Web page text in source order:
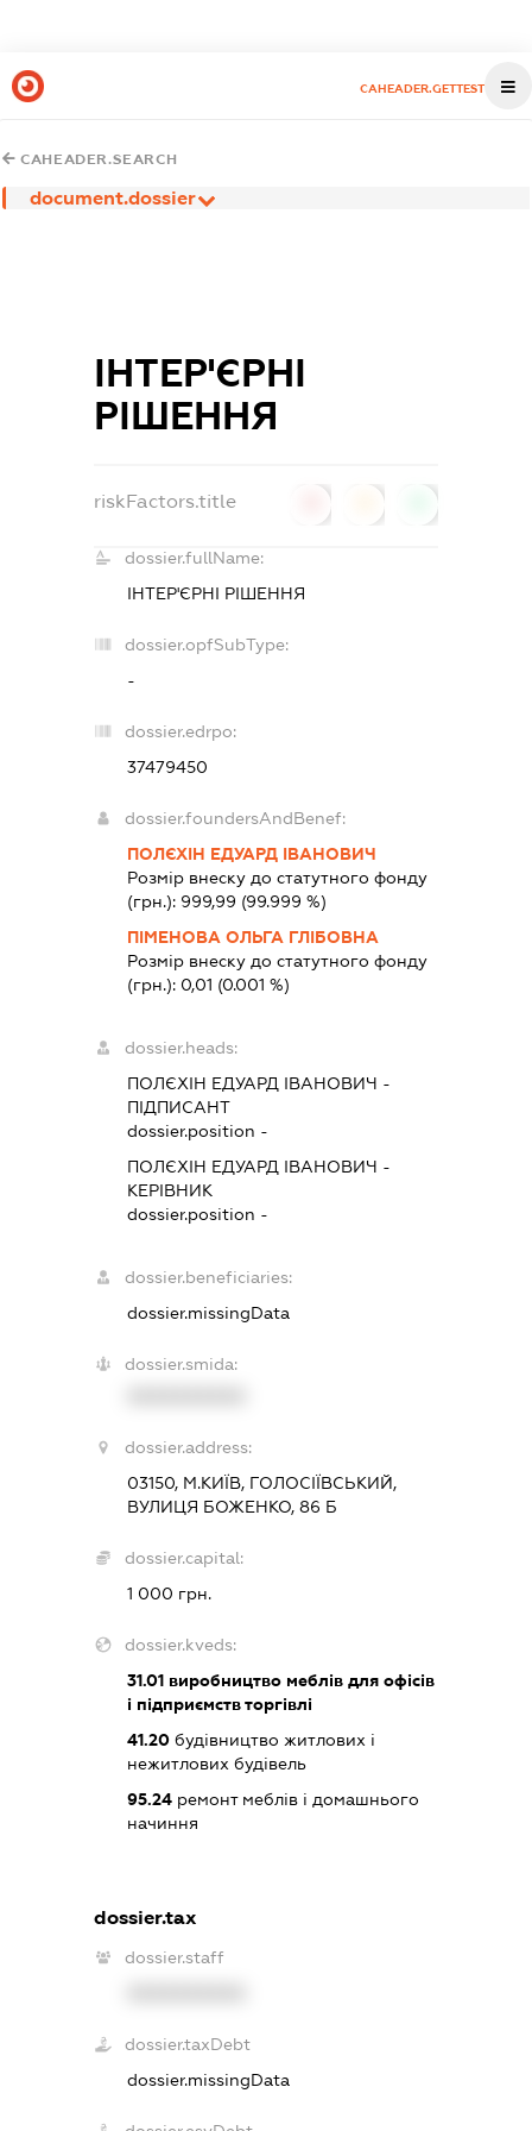
CAHEADER.GETTEST
CAHEADER.SEARCH
document.dossier
ІНТЕР'ЄРНІ
РІШЕННЯ
riskFactors.title
dossier.fullName:
ІНТЕР'ЄРНІ РІШЕННЯ
dossier.opfSubType:
-
dossier.edrpo:
37479450
dossier.foundersAndBenef:
ПОЛЄХІН ЕДУАРД ІВАНОВИЧ
Розмір внеску до статутного фонду
(грн.): 999,99 (99.999 %)
ПІМЕНОВА ОЛЬГА ГЛІБОВНА
Розмір внеску до статутного фонду
(грн.): 0,01 (0.001 %)
dossier.heads:
ПОЛЄХІН ЕДУАРД ІВАНОВИЧ -
ПІДПИСАНТ
dossier.position -
ПОЛЄХІН ЕДУАРД ІВАНОВИЧ -
КЕРІВНИК
dossier.position -
dossier.beneficiaries:
dossier.missingData
dossier.smida:
dossier.address:
03150, М.КИЇВ, ГОЛОСІЇВСЬКИЙ,
ВУЛИЦЯ БОЖЕНКО, 86 Б
dossier.capital:
1 000 грн.
dossier.kveds:
31.01виробництво меблів для офісів
і підприємств торгівлі
41.20будівництво житлових і
нежитлових будівель
95.24ремонт меблів і домашнього
начиння
dossier.tax
dossier.staff
dossier.taxDebt
dossier.missingData